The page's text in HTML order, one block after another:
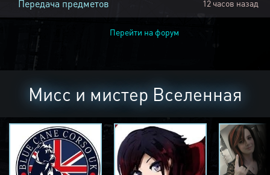
Передача предметов 12 часов назад
Перейти на форум
Мисс и мистер Вселенная